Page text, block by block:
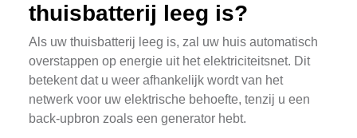
thuisbatterij leeg is?
Als uw thuisbatterij leeg is, zal uw huis automatisch
overstappen op energie uit het elektriciteitsnet. Dit
betekent dat u weer afhankelijk wordt van het
netwerk voor uw elektrische behoefte, tenzij u een
back-upbron zoals een generator hebt.